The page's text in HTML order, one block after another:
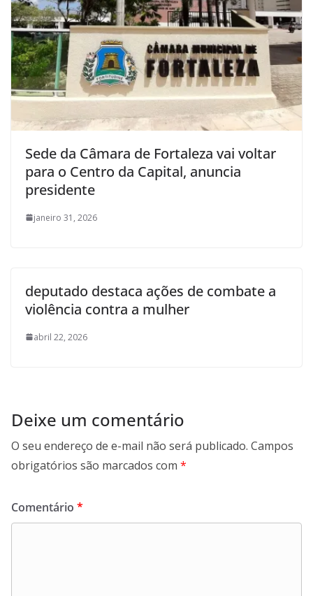
Sede da Câmara de Fortaleza vai voltar
para o Centro da Capital, anuncia
presidente
janeiro 31, 2026
deputado destaca ações de combate a
violência contra a mulher
abril 22, 2026
Deixe um comentário
O seu endereço de e-mail não será publicado. Campos
obrigatórios são marcados com *
Comentário *